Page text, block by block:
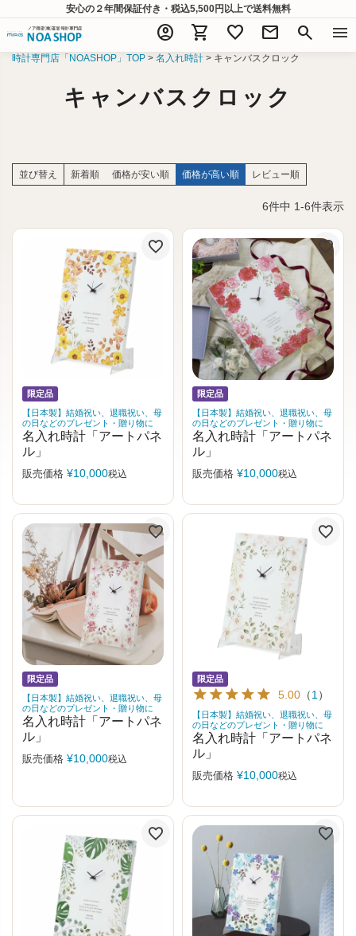
安心の２年間保証付き・税込5,500円以上で送料無料
account_circle shopping_cart favorite mail search menu
時計専門店「NOASHOP」TOP 名入れ時計 キャンバスクロック
キャンバスクロック
並び替え 新着順 価格が安い順 価格が高い順 レビュー順
6件中 1-6件表示
限定品
【日本製】結婚祝い、退職祝い、母
の日などのプレゼント・贈り物に
名入れ時計「アートパネ
ル」
販売価格 ¥10,000税込
限定品
【日本製】結婚祝い、退職祝い、母
の日などのプレゼント・贈り物に
名入れ時計「アートパネ
ル」
販売価格 ¥10,000税込
限定品
【日本製】結婚祝い、退職祝い、母
の日などのプレゼント・贈り物に
名入れ時計「アートパネ
ル」
販売価格 ¥10,000税込
限定品
5.00 （1 ）
【日本製】結婚祝い、退職祝い、母
の日などのプレゼント・贈り物に
名入れ時計「アートパネ
ル」
販売価格 ¥10,000税込